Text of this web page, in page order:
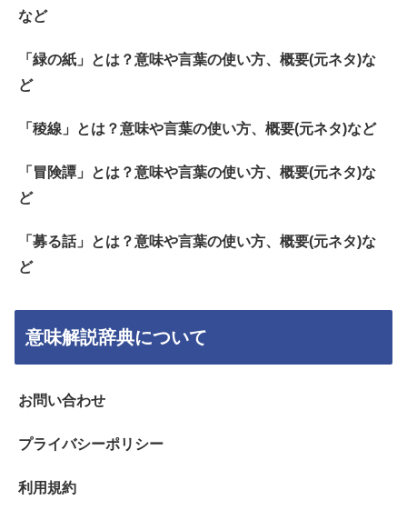
など
「緑の紙」とは？意味や言葉の使い方、概要(元ネタ)な
ど
「稜線」とは？意味や言葉の使い方、概要(元ネタ)など
「冒険譚」とは？意味や言葉の使い方、概要(元ネタ)な
ど
「募る話」とは？意味や言葉の使い方、概要(元ネタ)な
ど
意味解説辞典について
お問い合わせ
プライバシーポリシー
利用規約